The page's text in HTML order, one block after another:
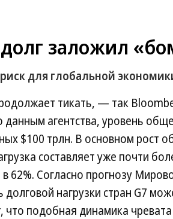
заложил
для глобальной
тикать, — так
агентства, уровень
$100 трлн. В основном рост
составляет уже почти
62%. Согласно прогнозу
нагрузки стран G7
что подобная динамика